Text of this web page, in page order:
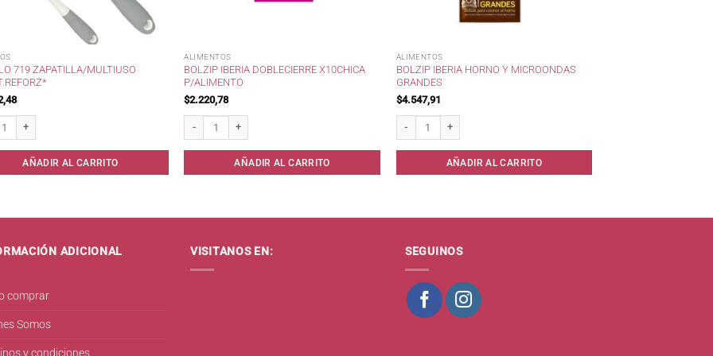
719 ZAPATILLA/MULTIUSO
AÑADIR AL CARRITO
ALIMENTOS
BOLZIP IBERIA DOBLECIERRE X10CHICA
P/ALIMENTO
$2.220,78
AÑADIR AL CARRITO
ALIMENTOS
BOLZIP IBERIA HORNO Y MICROONDAS
GRANDES
$4.547,91
AÑADIR AL CARRITO
ADICIONAL
comprar
Somos
VISITANOS EN: SEGUINOS